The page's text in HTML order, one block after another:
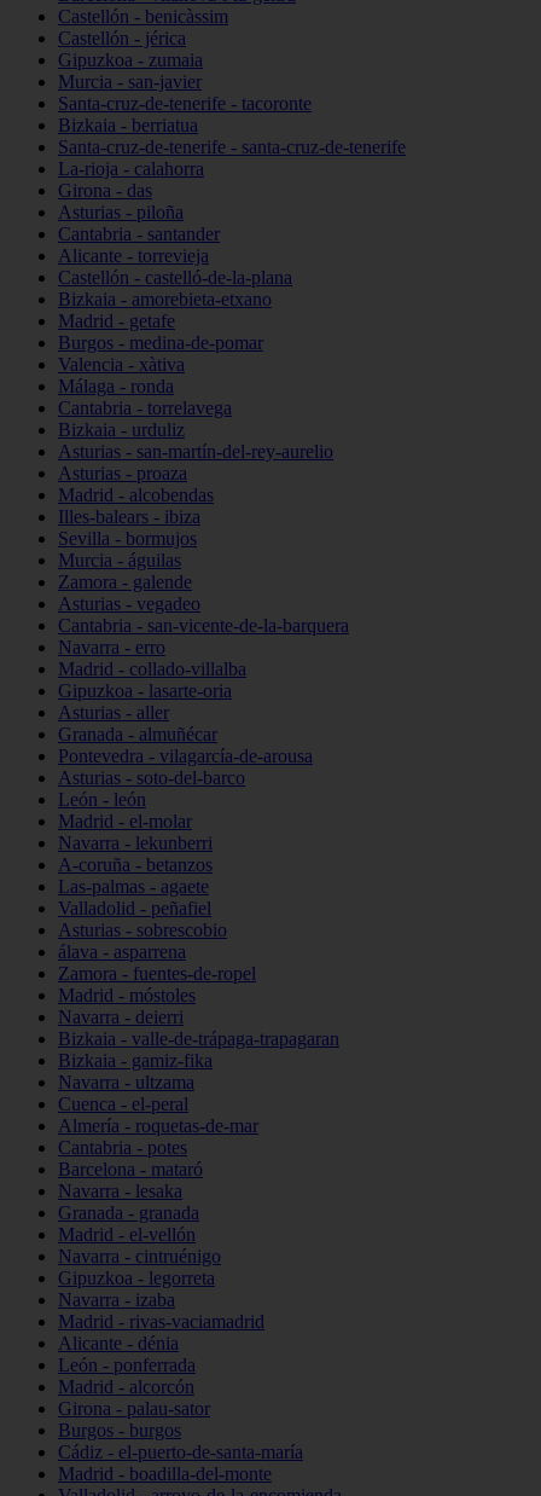
Castellón - benicàssim
Castellón - jérica
Gipuzkoa - zumaia
Murcia - san-javier
Santa-cruz-de-tenerife - tacoronte
Bizkaia - berriatua
Santa-cruz-de-tenerife - santa-cruz-de-tenerife
La-rioja - calahorra
Girona - das
Asturias - piloña
Cantabria - santander
Alicante - torrevieja
Castellón - castelló-de-la-plana
Bizkaia - amorebieta-etxano
Madrid - getafe
Burgos - medina-de-pomar
Valencia - xàtiva
Málaga - ronda
Cantabria - torrelavega
Bizkaia - urduliz
Asturias - san-martín-del-rey-aurelio
Asturias - proaza
Madrid - alcobendas
Illes-balears - ibiza
Sevilla - bormujos
Murcia - águilas
Zamora - galende
Asturias - vegadeo
Cantabria - san-vicente-de-la-barquera
Navarra - erro
Madrid - collado-villalba
Gipuzkoa - lasarte-oria
Asturias - aller
Granada - almuñécar
Pontevedra - vilagarcía-de-arousa
Asturias - soto-del-barco
León - león
Madrid - el-molar
Navarra - lekunberri
A-coruña - betanzos
Las-palmas - agaete
Valladolid - peñafiel
Asturias - sobrescobio
álava - asparrena
Zamora - fuentes-de-ropel
Madrid - móstoles
Navarra - deierri
Bizkaia - valle-de-trápaga-trapagaran
Bizkaia - gamiz-fika
Navarra - ultzama
Cuenca - el-peral
Almería - roquetas-de-mar
Cantabria - potes
Barcelona - mataró
Navarra - lesaka
Granada - granada
Madrid - el-vellón
Navarra - cintruénigo
Gipuzkoa - legorreta
Navarra - izaba
Madrid - rivas-vaciamadrid
Alicante - dénia
León - ponferrada
Madrid - alcorcón
Girona - palau-sator
Burgos - burgos
Cádiz - el-puerto-de-santa-maría
Madrid - boadilla-del-monte